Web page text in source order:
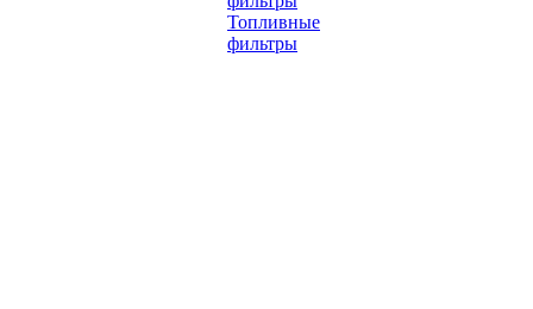
Топливные
фильтры